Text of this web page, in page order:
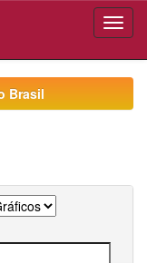
Brasil